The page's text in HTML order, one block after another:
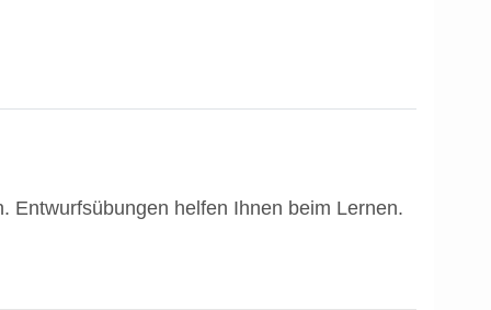
Entwurfsübungen helfen Ihnen beim Lernen.